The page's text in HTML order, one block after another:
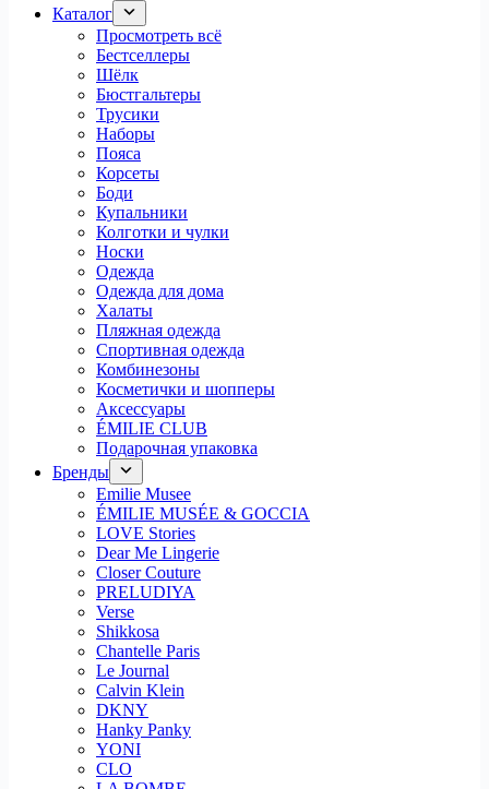
Каталог
Просмотреть всё
Бестселлеры
Шёлк
Бюстгальтеры
Трусики
Наборы
Пояса
Корсеты
Боди
Купальники
Колготки и чулки
Носки
Одежда
Одежда для дома
Халаты
Пляжная одежда
Спортивная одежда
Комбинезоны
Косметички и шопперы
Аксессуары
ÉMILIE CLUB
Подарочная упаковка
Бренды
Emilie Musee
ÉMILIE MUSÉE & GOCCIA
LOVE Stories
Dear Me Lingerie
Closer Couture
PRELUDIYA
Verse
Shikkosa
Chantelle Paris
Le Journal
Calvin Klein
DKNY
Hanky Panky
YONI
CLO